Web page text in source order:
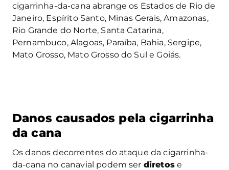
cigarrinha-da-cana abrange os Estados de Rio de
Janeiro, Espírito Santo, Minas Gerais, Amazonas,
Rio Grande do Norte, Santa Catarina,
Pernambuco, Alagoas, Paraíba, Bahia, Sergipe,
Mato Grosso, Mato Grosso do Sul e Goiás.
Danos causados pela cigarrinha
da cana
Os danos decorrentes do ataque da cigarrinha-
da-cana no canavial podem ser diretose